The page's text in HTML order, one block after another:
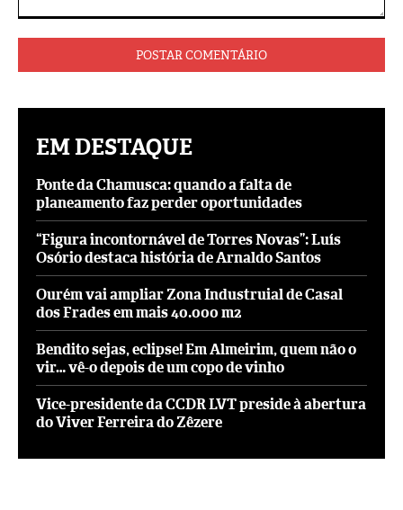
EM DESTAQUE
Ponte da Chamusca: quando a falta de
planeamento faz perder oportunidades
“Figura incontornável de Torres Novas”: Luís
Osório destaca história de Arnaldo Santos
Ourém vai ampliar Zona Industruial de Casal
dos Frades em mais 40.000 m2
Bendito sejas, eclipse! Em Almeirim, quem não o
vir… vê-o depois de um copo de vinho
Vice-presidente da CCDR LVT preside à abertura
do Viver Ferreira do Zêzere